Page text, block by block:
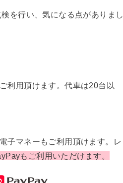
を行い、気になる点がありまし
利用頂けます。代車は20台以
子マネーもご利用頂けます。レ
もご利用いただけます。